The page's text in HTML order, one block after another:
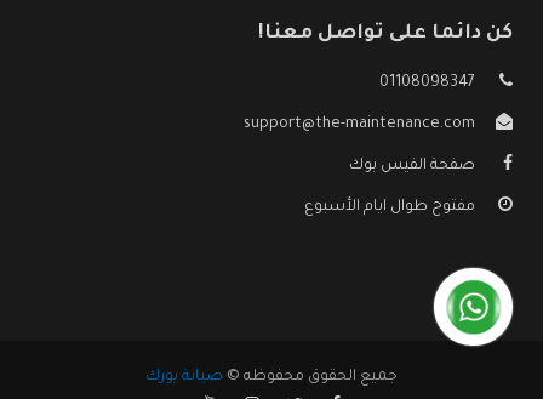
كن دائما على تواصل معنا!
01108098347
support@the-maintenance.com
صفحة الفيس بوك
مفتوح طوال ايام الأسبوع
جميع الحقوق محفوظه © صيانة يورك